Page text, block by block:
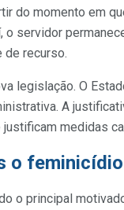
do momento em
o servidor
recurso.
legislação. O
A
medidas
o feminicídio
o principal